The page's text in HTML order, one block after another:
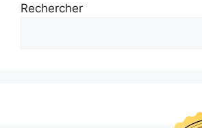
Rechercher